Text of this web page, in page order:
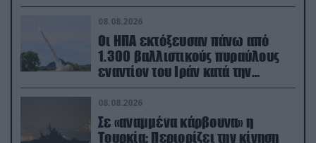
08.08.2026
Οι ΗΠΑ εκτόξευσαν πάνω από
1.300 βαλλιστικούς πυραύλους
εναντίον του Ιράν κατά την
διάρκεια του πολέμου
08.08.2026
Σε «αναμμένα κάρβουνα» η
Τουρκία: Περιορίζει την κίνηση